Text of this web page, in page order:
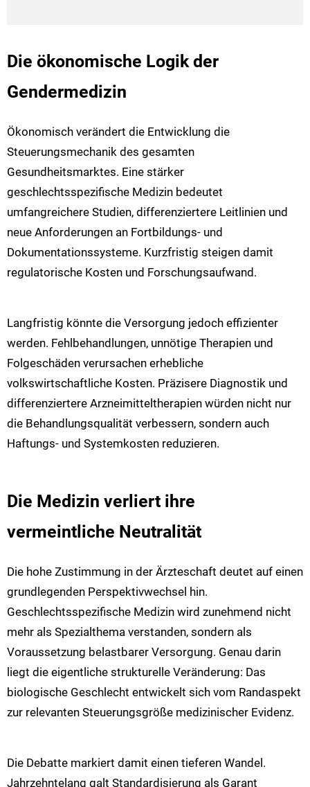
Die ökonomische Logik der
Gendermedizin
Ökonomisch verändert die Entwicklung die
Steuerungsmechanik des gesamten
Gesundheitsmarktes. Eine stärker
geschlechtsspezifische Medizin bedeutet
umfangreichere Studien, differenziertere Leitlinien und
neue Anforderungen an Fortbildungs- und
Dokumentationssysteme. Kurzfristig steigen damit
regulatorische Kosten und Forschungsaufwand.
Langfristig könnte die Versorgung jedoch effizienter
werden. Fehlbehandlungen, unnötige Therapien und
Folgeschäden verursachen erhebliche
volkswirtschaftliche Kosten. Präzisere Diagnostik und
differenziertere Arzneimitteltherapien würden nicht nur
die Behandlungsqualität verbessern, sondern auch
Haftungs- und Systemkosten reduzieren.
Die Medizin verliert ihre
vermeintliche Neutralität
Die hohe Zustimmung in der Ärzteschaft deutet auf einen
grundlegenden Perspektivwechsel hin.
Geschlechtsspezifische Medizin wird zunehmend nicht
mehr als Spezialthema verstanden, sondern als
Voraussetzung belastbarer Versorgung. Genau darin
liegt die eigentliche strukturelle Veränderung: Das
biologische Geschlecht entwickelt sich vom Randaspekt
zur relevanten Steuerungsgröße medizinischer Evidenz.
Die Debatte markiert damit einen tieferen Wandel.
Jahrzehntelang galt Standardisierung als Garant